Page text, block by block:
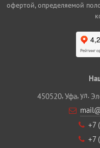
офертой, определяемой
450520,Уфа, ул.
+7
+7